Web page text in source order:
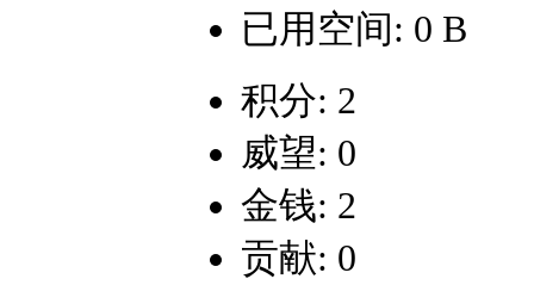
已用空间: 0 B
积分: 2
威望: 0
金钱: 2
贡献: 0